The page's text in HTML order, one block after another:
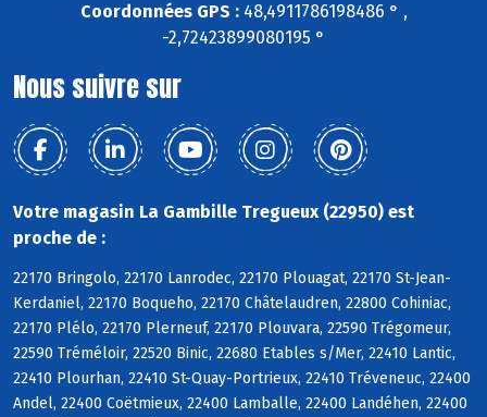
Coordonnées GPS :48,4911786198486 ° ,
-2,72423899080195 °
Nous suivre sur
Votre magasin La Gambille Tregueux (22950) est
proche de :
22170 Bringolo, 22170 Lanrodec, 22170 Plouagat, 22170 St-Jean-
Kerdaniel, 22170 Boqueho, 22170 Châtelaudren, 22800 Cohiniac,
22170 Plélo, 22170 Plerneuf, 22170 Plouvara, 22590 Trégomeur,
22590 Tréméloir, 22520 Binic, 22680 Etables s/Mer, 22410 Lantic,
22410 Plourhan, 22410 St-Quay-Portrieux, 22410 Tréveneuc, 22400
Andel, 22400 Coëtmieux, 22400 Lamballe, 22400 Landéhen, 22400